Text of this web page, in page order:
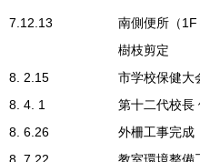
7.12.13
南側便所（
樹枝剪定
8. 2.15
市学校保健大
8. 4. 1
第十二代校
8. 6.26
外柵工事完成